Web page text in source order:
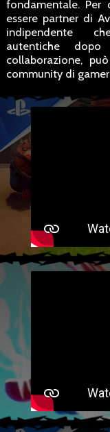
fondamentale. Per
essere partner di
indipendente
autentiche
collaborazione,
community di